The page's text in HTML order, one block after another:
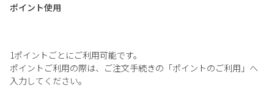
ポイント使用
1ポイントごとにご利用可能です。
ポイントご利用の際は、ご注文手続きの「ポイントのご利用」へ
入力してください。